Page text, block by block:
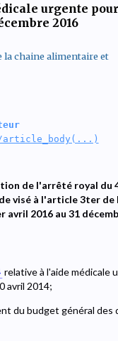
urgente
2016
la chaine alimentaire et
article_body(...)
de l'arrêté royal du
visé à l'article 3ter de
2016 au 31
relative à l'aide médicale
avril 2014;
du budget général des